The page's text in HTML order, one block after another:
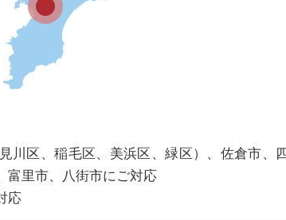
川区、稲毛区、美浜区、緑区）、佐倉市、
富里市、八街市にご対応
応